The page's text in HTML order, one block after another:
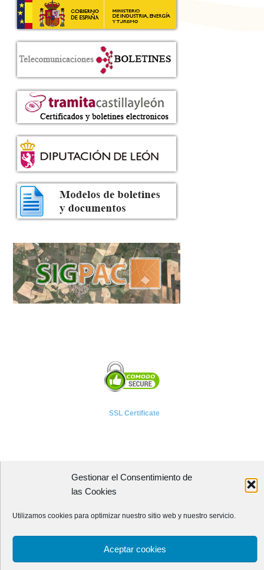
Gestionar el Consentimiento de
las Cookies
Utilizamos cookies para optimizar nuestro sitio web y nuestro servicio.
Aceptar cookies
SSL Certificate
A P I E T E L
Avenida Independencia, 4 - 5ª planta
24001 - LEÓN (España)